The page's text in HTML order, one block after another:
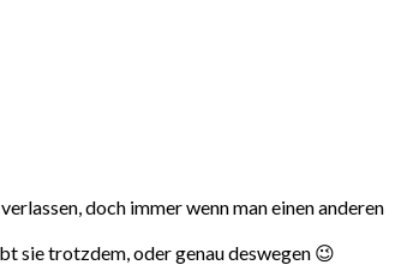
doch immer wenn man einen anderen
sie trotzdem, oder genau deswegen 😉